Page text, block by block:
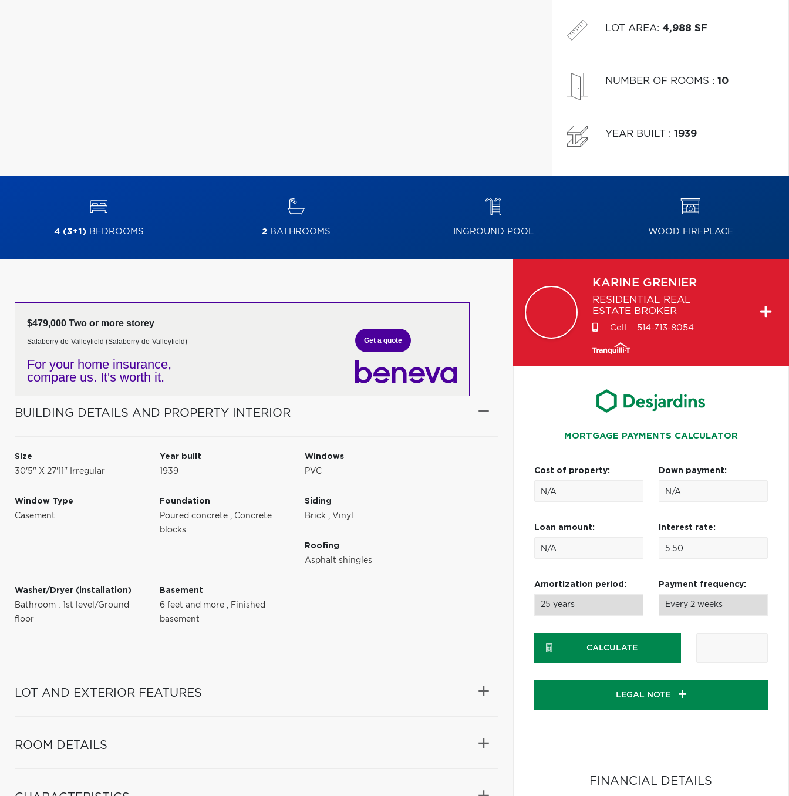
visite s'impose!
LOT AREA: 4,988 SF
NUMBER OF ROOMS : 10
YEAR BUILT : 1939
4 (3+1)BEDROOMS 2BATHROOMS INGROUND POOL WOOD FIREPLACE
$479,000 Two or more storey
Salaberry-de-Valleyfield (Salaberry-de-Valleyfield)
For your home insurance,
compare us. It's worth it.
Get a quote
BUILDING DETAILS AND PROPERTY INTERIOR
Size
30'5" X 27'11" Irregular
Year built
1939
Windows
PVC
Window Type
Casement
Foundation
Poured concrete , Concrete
blocks
Siding
Brick , Vinyl
Roofing
Asphalt shingles
Washer/Dryer (installation)
Bathroom : 1st level/Ground
floor
Basement
6 feet and more , Finished
basement
LOT AND EXTERIOR FEATURES
ROOM DETAILS
KARINE GRENIER
RESIDENTIAL REAL
ESTATE BROKER
Cell. : 514-713-8054
MORTGAGE PAYMENTS CALCULATOR
Cost of property: Down payment:
Loan amount: Interest rate:
Amortization period: Payment frequency:
CALCULATE
LEGAL NOTE
FINANCIAL DETAILS